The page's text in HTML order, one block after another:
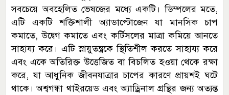
সবচেয়ে অবহেলিত ভেষজের মধ্যে একটি। ডিম্পলের মতে,
এটি একটি শক্তিশালী অ্যাডাপ্টোজেন যা মানসিক চাপ
কমাতে, উদ্বেগ কমাতে এবং কর্টিসলের মাত্রা কমিয়ে আনতে
সাহায্য করে। এটি স্নায়ুতন্ত্রকে স্থিতিশীল করতে সাহায্য করে
এবং একে অতিরিক্ত উত্তেজিত বা বিচলিত হওয়া থেকে রক্ষা
করে, যা আধুনিক জীবনযাত্রার চাপের কারণে প্রায়শই ঘটে
থাকে। অশ্বগন্ধা থাইরয়েড এবং অ্যাড্রিনাল গ্রন্থির জন্য অত্যন্ত